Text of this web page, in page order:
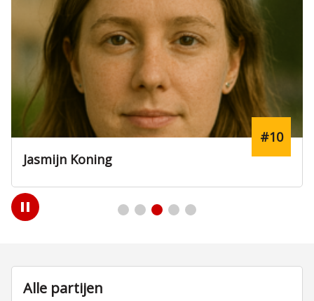
Thijs Dekker
#7
Play
/
Alle partijen